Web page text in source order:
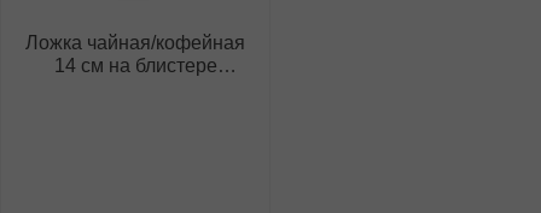
Ложка чайная/кофейная
14 см на блистере